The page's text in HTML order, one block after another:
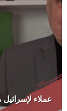
عملاء